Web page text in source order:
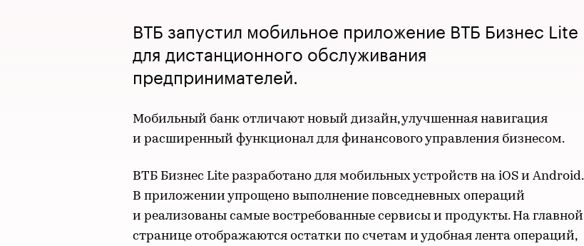
ВТБ запустил мобильное приложение ВТБ Бизнес Lite
для дистанционного обслуживания
предпринимателей.
Мобильный банк отличают новый дизайн, улучшенная навигация
и расширенный функционал для финансового управления бизнесом.
ВТБ Бизнес Lite разработано для мобильных устройств на iOS и Android.
В приложении упрощено выполнение повседневных операций
и реализованы самые востребованные сервисы и продукты. На главной
странице отображаются остатки по счетам и удобная лента операций,